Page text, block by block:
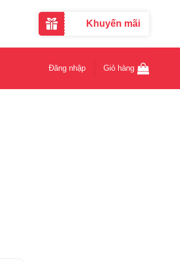
Khuyến mãi
Đăng nhập Giỏ hàng